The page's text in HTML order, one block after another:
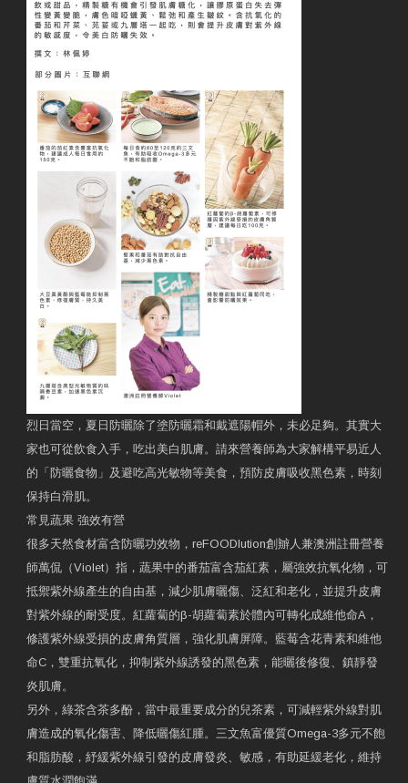
烈日當空，夏日防曬除了塗防曬霜和戴遮陽帽外，未必足夠。其實大
家也可從飲食入手，吃出美白肌膚。請來營養師為大家解構平易近人
的「防曬食物」及避吃高光敏物等美食，預防皮膚吸收黑色素，時刻
保持白滑肌。
常見蔬果 強效有營
很多天然食材富含防曬功效物，reFOODlution創辧人兼澳洲註冊營養
師萬侃（Violet）指，蔬果中的番茄富含茄紅素，屬強效抗氧化物，可
抵禦紫外線產生的自由基，減少肌膚曬傷、泛紅和老化，並提升皮膚
對紫外線的耐受度。紅蘿蔔的β-胡蘿蔔素於體內可轉化成維他命A，
修護紫外線受損的皮膚角質層，強化肌膚屏障。藍莓含花青素和維他
命C，雙重抗氧化，抑制紫外線誘發的黑色素，能曬後修復、鎮靜發
炎肌膚。
另外，綠茶含茶多酚，當中最重要成分的兒茶素，可減輕紫外線對肌
膚造成的氧化傷害、降低曬傷紅腫。三文魚富優質Omega-3多元不飽
和脂肪酸，紓緩紫外線引發的皮膚發炎、敏感，有助延緩老化，維持